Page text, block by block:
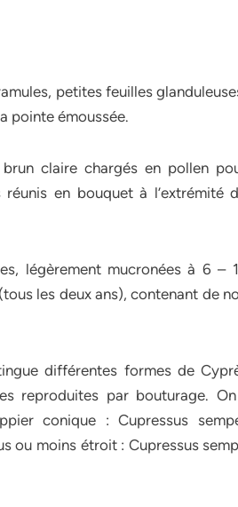
petites feuilles
pointe émoussée.
claire chargés en pollen
en bouquet à l’extrémité
légèrement mucronées à 6 –
les deux ans), contenant de
différentes formes de
reproduites par bouturage.
conique : Cupressus
ou moins étroit : Cupressus